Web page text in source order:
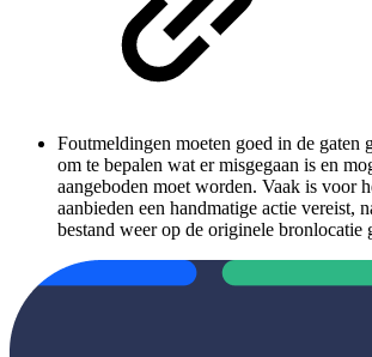
Foutmeldingen moeten goed in de gaten
om te bepalen wat er misgegaan is en
aangeboden moet worden. Vaak is voor
aanbieden een handmatige actie vereist,
bestand weer op de originele bronlocatie